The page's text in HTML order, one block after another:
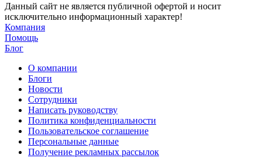
Данный сайт не является публичной офертой и носит
исключительно информационный характер!
Компания
Помощь
Блог
О компании
Блоги
Новости
Сотрудники
Написать руководству
Политика конфиденциальности
Пользовательское соглашение
Персональные данные
Получение рекламных рассылок